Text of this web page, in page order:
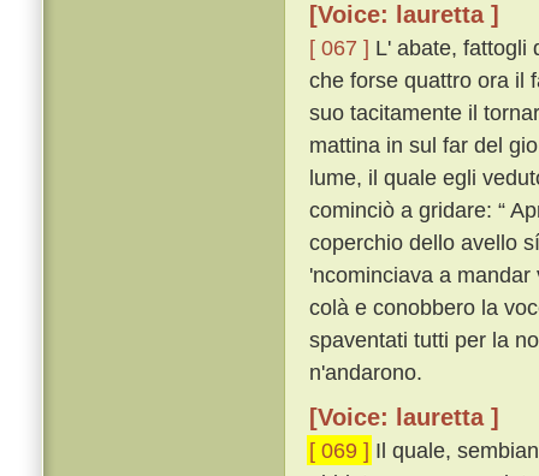
[Voice: lauretta ]
[ 067 ] L' abate, fattogli
che forse quattro ora il
suo tacitamente il
mattina in sul far del
lume, il quale egli
cominciò a gridare: “
coperchio dello avello
'ncominciava a
colà e conobbero la
spaventati tutti per la
n'andarono.
[Voice: lauretta ]
[ 069 ] Il quale,